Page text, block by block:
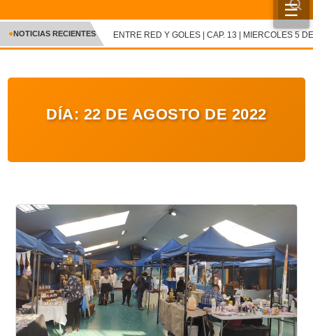
☰
INICIO
CRÓNICA
ENTRETENIMIENTO Y CULTURA
AUDIOS
VIDEOS
GALERIA DE FOTOS
APP MÓVIL
NOTICIAS RECIENTES ENTRE RED Y GOLES | CAP. 13 | MIERCOLES 5 DE
DÍA: 22 DE AGOSTO DE 2022